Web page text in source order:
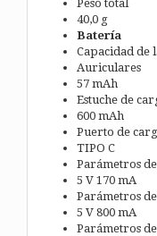
Peso total
40,0 g
Batería
Capacidad de
Auriculares
57 mAh
Estuche de
600 mAh
Puerto de
TIPO C
Parámetros
5 V 170 mA
Parámetros
5 V 800 mA
Parámetros